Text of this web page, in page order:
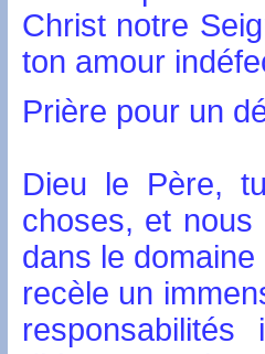
Christ notre
ton amour
Prière pour un
Dieu le Père,
choses, et nous
dans le
recèle un